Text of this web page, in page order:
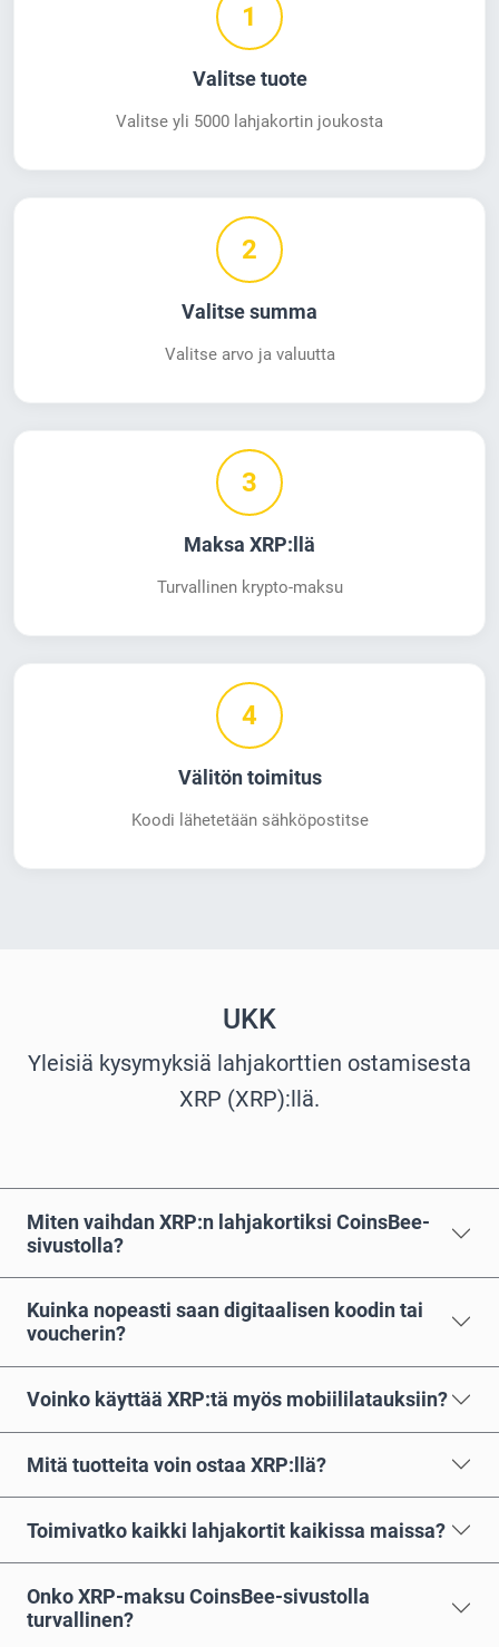
1
Valitse tuote
Valitse yli 5000 lahjakortin joukosta
2
Valitse summa
Valitse arvo ja valuutta
3
Maksa XRP:llä
Turvallinen krypto-maksu
4
Välitön toimitus
Koodi lähetetään sähköpostitse
UKK
Yleisiä kysymyksiä lahjakorttien ostamisesta
XRP (XRP):llä.
Miten vaihdan XRP:n lahjakortiksi CoinsBee-
sivustolla?
Kuinka nopeasti saan digitaalisen koodin tai
voucherin?
Voinko käyttää XRP:tä myös mobiililatauksiin?
Mitä tuotteita voin ostaa XRP:llä?
Toimivatko kaikki lahjakortit kaikissa maissa?
Onko XRP-maksu CoinsBee-sivustolla
turvallinen?